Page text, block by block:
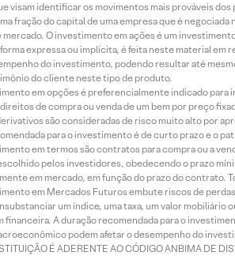
visam identificar os movimentos mais prováveis
fração do capital de uma empresa que é
O investimento em ações é um
expressa ou implícita, é feita neste material
do investimento, podendo resultar até
do cliente neste tipo de produto.
em opções é preferencialmente indicado
de compra ou venda de um bem por preço
são consideradas de risco muito alto por
para o investimento é de curto prazo e o
em termos são contratos para compra ou a
pelos investidores, obedecendo o prazo
em mercado, em função do prazo do contrato.
em Mercados Futuros embute riscos de
um índice, uma taxa, um valor
financeira. A duração recomendada para o
podem afetar o desempenho do
É ADERENTE AO CÓDIGO ANBIMA DE